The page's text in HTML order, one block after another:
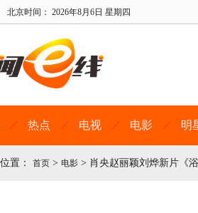
北京时间： 2026年8月6日 星期四
热点 电视 电影 明
置： 首页 > 电影 > 肖央赵丽颖刘烨新片《